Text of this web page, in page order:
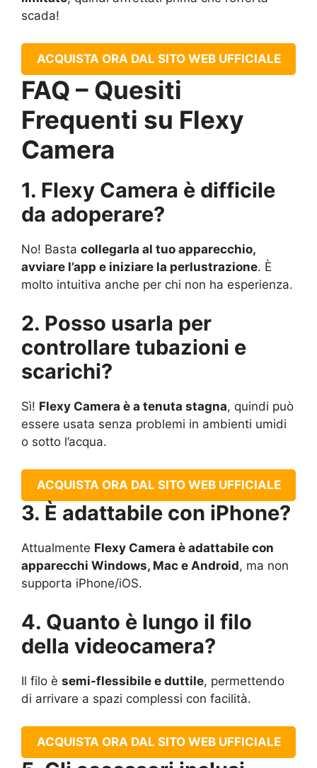
scada!
ACQUISTA ORA DAL SITO WEB UFFICIALE
FAQ – Quesiti
Frequenti su Flexy
Camera
1. Flexy Camera è difficile
da adoperare?
No! Basta collegarla al tuo apparecchio,
avviare l’app e iniziare la perlustrazione. È
molto intuitiva anche per chi non ha esperienza.
2. Posso usarla per
controllare tubazioni e
scarichi?
Sì! Flexy Camera è a tenuta stagna, quindi può
essere usata senza problemi in ambienti umidi
o sotto l’acqua.
ACQUISTA ORA DAL SITO WEB UFFICIALE
3. È adattabile con iPhone?
Attualmente Flexy Camera è adattabile con
apparecchi Windows, Mac e Android, ma non
supporta iPhone/iOS.
4. Quanto è lungo il filo
della videocamera?
Il filo è semi-flessibile e duttile, permettendo
di arrivare a spazi complessi con facilità.
ACQUISTA ORA DAL SITO WEB UFFICIALE